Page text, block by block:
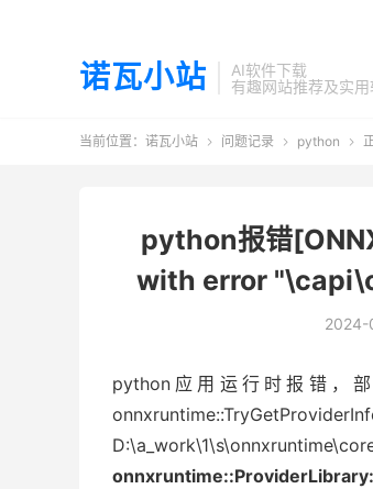
诺瓦小站
AI软件下载
有趣网站推荐及实
当前位置： 诺瓦小站  问题记录  python 
python报错
with error
python应用运行时报错，部